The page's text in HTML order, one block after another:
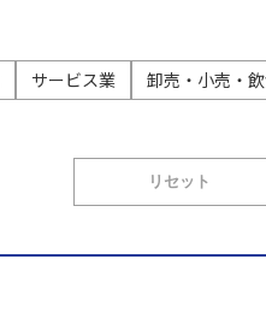
サービス業 卸売・小売・
リセット